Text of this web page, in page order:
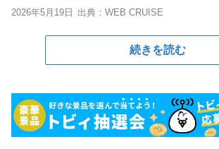
2026年5月19日 出典：WEB CRUISE
続きを読む